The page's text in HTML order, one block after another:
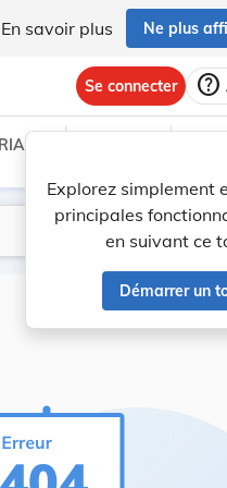
En savoir plus Ne plus
Se connecter help
Explorez simplement
principales
en suivant ce
Démarrer un
C
Lancer la recherche
Filtres